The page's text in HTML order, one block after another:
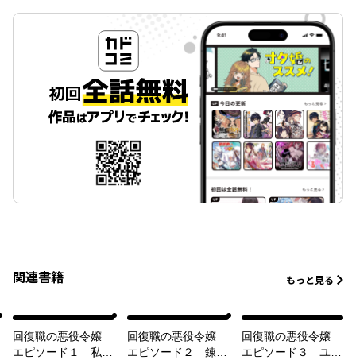
関連書籍 もっと見る
回復職の悪役令嬢
エピソード１ 私だ
回復職の悪役令嬢
エピソード２ 錬金
回復職の悪役令嬢
エピソード３ ユニ